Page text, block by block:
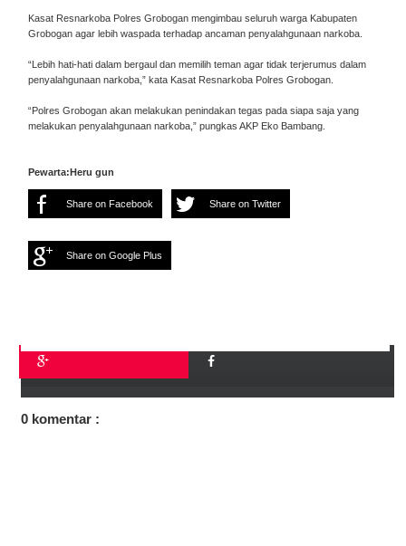
Kasat Resnarkoba Polres Grobogan mengimbau seluruh warga Kabupaten
Grobogan agar lebih waspada terhadap ancaman penyalahgunaan narkoba.
“Lebih hati-hati dalam bergaul dan memilih teman agar tidak terjerumus dalam
penyalahgunaan narkoba,” kata Kasat Resnarkoba Polres Grobogan.
“Polres Grobogan akan melakukan penindakan tegas pada siapa saja yang
melakukan penyalahgunaan narkoba,” pungkas AKP Eko Bambang.
Pewarta:Heru gun
Share on Facebook Share on Twitter
Share on Google Plus
0 komentar :